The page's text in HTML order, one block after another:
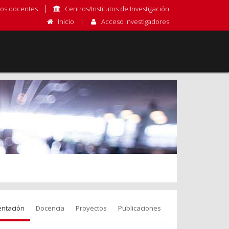
docentes
Centros/Institutos de Investigación
Inicio
Acceso Investigadores
Docencia Proyectos Publicaciones